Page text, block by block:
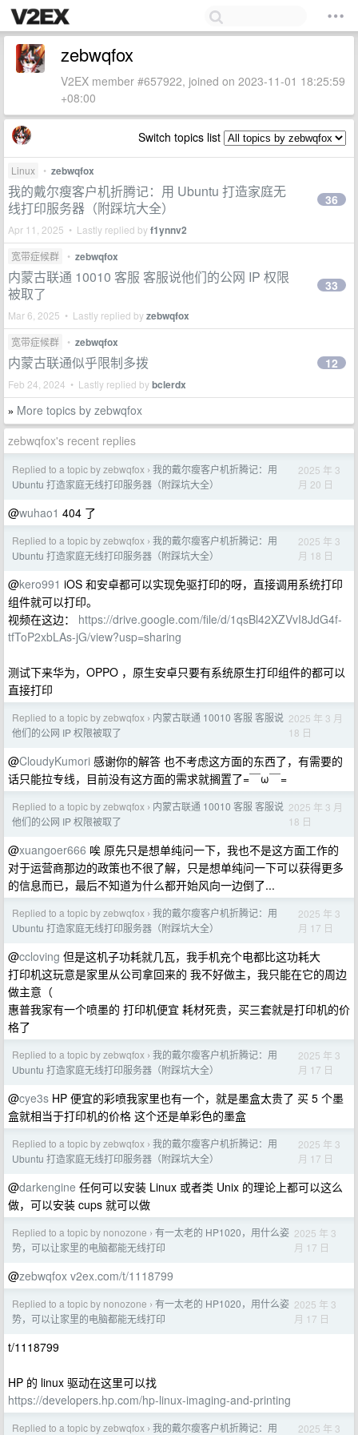
zebwqfox
V2EX member #657922, joined on 2023-11-01 18:25:59
+08:00
Switch topics list
Linux • zebwqfox
我的戴尔瘦客户机折腾记：用 Ubuntu 打造家庭无
线打印服务器（附踩坑大全）
Apr 11, 2025 • Lastly replied byf1ynnv2
36
宽带症候群 • zebwqfox
内蒙古联通 10010 客服 客服说他们的公网 IP 权限
被取了
Mar 6, 2025 • Lastly replied byzebwqfox
33
宽带症候群 • zebwqfox
内蒙古联通似乎限制多拨
Feb 24, 2024 • Lastly replied bybclerdx
12
» More topics by zebwqfox
zebwqfox's recent replies
Replied to a topic by zebwqfox › 我的戴尔瘦客户机折腾记：用
Ubuntu 打造家庭无线打印服务器（附踩坑大全）
2025 年 3
月 20 日
@wuhao1 404 了
Replied to a topic by zebwqfox › 我的戴尔瘦客户机折腾记：用
Ubuntu 打造家庭无线打印服务器（附踩坑大全）
2025 年 3
月 18 日
@kero991 iOS 和安卓都可以实现免驱打印的呀，直接调用系统打印
组件就可以打印。
视频在这边： https://drive.google.com/file/d/1qsBl42XZVvI8JdG4f-
tfToP2xbLAs-jG/view?usp=sharing
测试下来华为，OPPO ，原生安卓只要有系统原生打印组件的都可以
直接打印
Replied to a topic by zebwqfox › 内蒙古联通 10010 客服 客服说
他们的公网 IP 权限被取了
2025 年 3 月
18 日
@CloudyKumori 感谢你的解答 也不考虑这方面的东西了，有需要的
话只能拉专线，目前没有这方面的需求就搁置了=￣ω￣=
Replied to a topic by zebwqfox › 内蒙古联通 10010 客服 客服说
他们的公网 IP 权限被取了
2025 年 3 月
18 日
@xuangoer666 唉 原先只是想单纯问一下，我也不是这方面工作的
对于运营商那边的政策也不很了解，只是想单纯问一下可以获得更多
的信息而已，最后不知道为什么都开始风向一边倒了...
Replied to a topic by zebwqfox › 我的戴尔瘦客户机折腾记：用
Ubuntu 打造家庭无线打印服务器（附踩坑大全）
2025 年 3
月 17 日
@ccloving 但是这机子功耗就几瓦，我手机充个电都比这功耗大
打印机这玩意是家里从公司拿回来的 我不好做主，我只能在它的周边
做主意（
惠普我家有一个喷墨的 打印机便宜 耗材死贵，买三套就是打印机的价
格了
Replied to a topic by zebwqfox › 我的戴尔瘦客户机折腾记：用
Ubuntu 打造家庭无线打印服务器（附踩坑大全）
2025 年 3
月 17 日
@cye3s HP 便宜的彩喷我家里也有一个，就是墨盒太贵了 买 5 个墨
盒就相当于打印机的价格 这个还是单彩色的墨盒
Replied to a topic by zebwqfox › 我的戴尔瘦客户机折腾记：用
Ubuntu 打造家庭无线打印服务器（附踩坑大全）
2025 年 3
月 17 日
@darkengine 任何可以安装 Linux 或者类 Unix 的理论上都可以这么
做，可以安装 cups 就可以做
Replied to a topic by nonozone › 有一太老的 HP1020，用什么姿
势，可以让家里的电脑都能无线打印
2025 年 3
月 17 日
@zebwqfox v2ex.com/t/1118799
Replied to a topic by nonozone › 有一太老的 HP1020，用什么姿
势，可以让家里的电脑都能无线打印
2025 年 3
月 17 日
t/1118799
HP 的 linux 驱动在这里可以找
https://developers.hp.com/hp-linux-imaging-and-printing
Replied to a topic by zebwqfox › 我的戴尔瘦客户机折腾记：用 2025 年 3